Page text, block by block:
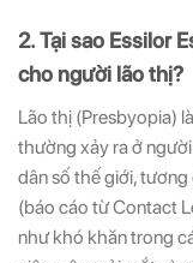
2. Tại sao Essilor
cho người lão thị?
Lão thị (Presbyopia)
thường xảy ra ở
dân số thế giới,
(báo cáo từ Contact
như khó khăn trong